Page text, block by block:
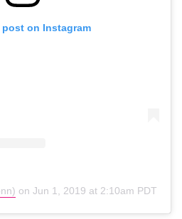
on Instagram
on Jun 1, 2019 at 2:10am PDT